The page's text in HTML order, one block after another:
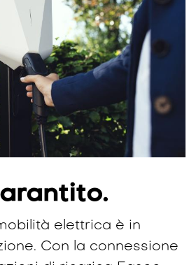
elettrica è in
Con la connessione